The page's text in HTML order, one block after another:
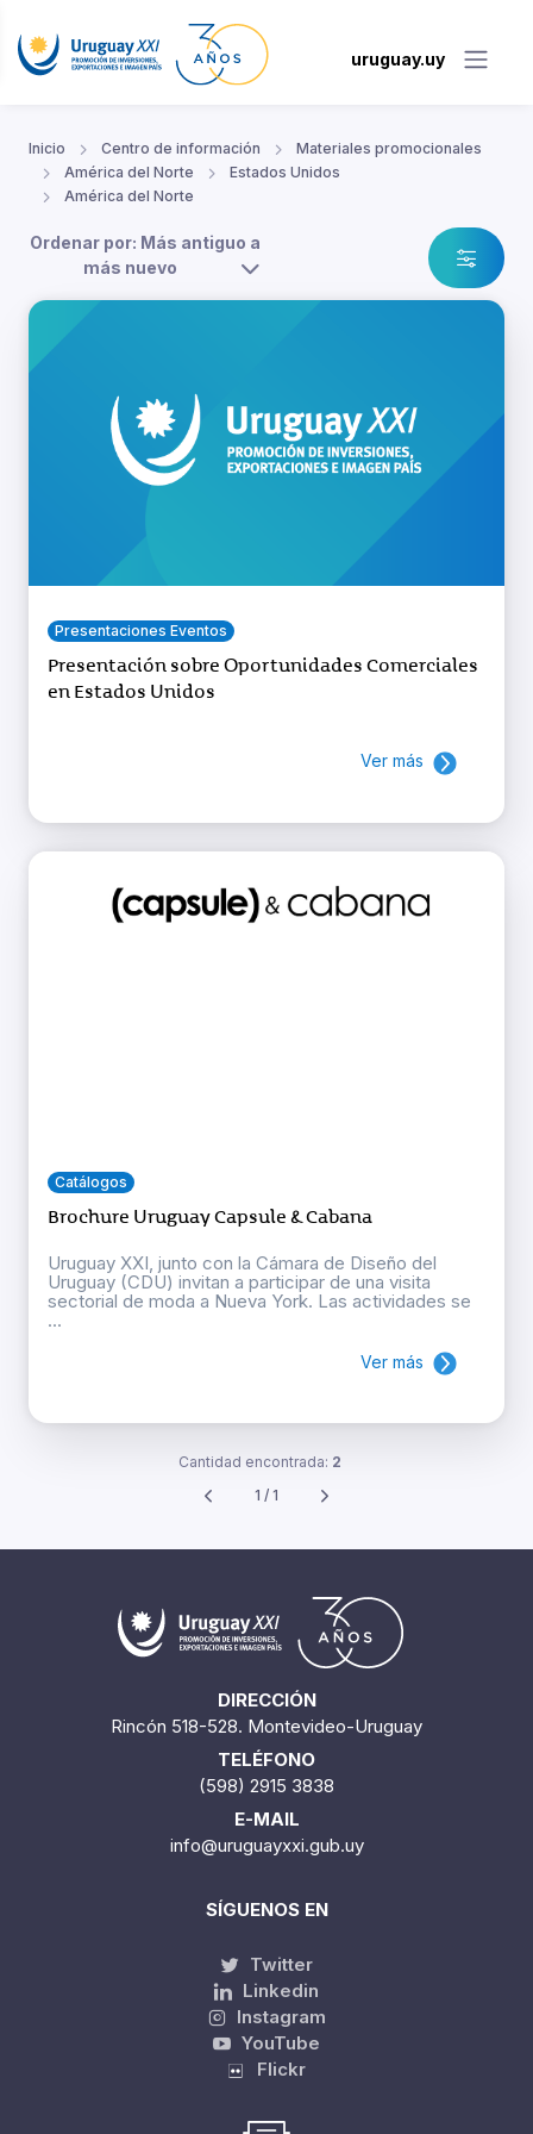
uruguay.uy
Inicio Centro de información
Materiales promocionales
América del Norte
Estados Unidos
América del Norte
Ordenar por: Más antiguo a
más nuevo
Presentaciones Eventos
Presentación sobre Oportunidades Comerciales
en Estados Unidos
Ver más
Catálogos
Brochure Uruguay Capsule & Cabana
Uruguay XXI, junto con la Cámara de Diseño del
Uruguay (CDU) invitan a participar de una visita
sectorial de moda a Nueva York. Las actividades se
...
Ver más
Cantidad encontrada: 2
1 / 1
DIRECCIÓN
Rincón 518-528. Montevideo-Uruguay
TELÉFONO
(598) 2915 3838
E-MAIL
info@uruguayxxi.gub.uy
SÍGUENOS EN
Twitter
Linkedin
Instagram
YouTube
Flickr